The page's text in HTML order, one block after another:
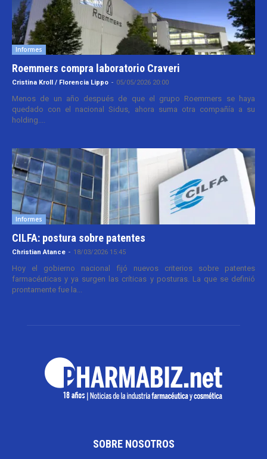
Informes
Roemmers compra laboratorio Craveri
Cristina Kroll / Florencia Lippo - 05/05/2026 20:00
Menos de un año después de que el grupo Roemmers se haya
quedado con el nacional Sidus, ahora suma otra compañía a su
holding....
Informes
CILFA: postura sobre patentes
Christian Atance - 18/03/2026 15:45
Hoy el gobierno nacional fijó nuevos criterios sobre patentes
farmacéuticas y ya surgen las críticas y posturas. La que se definió
prontamente fue la...
SOBRE NOSOTROS